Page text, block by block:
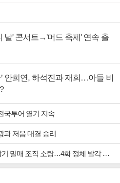
날' 콘서트→'머드 축제' 연속 출
’ 안희연, 하석진과 재회…아들 비
국투어 열기 지속
과 저음 대결 승리
매 조직 소탕…4화 정체 발각 위기 예고